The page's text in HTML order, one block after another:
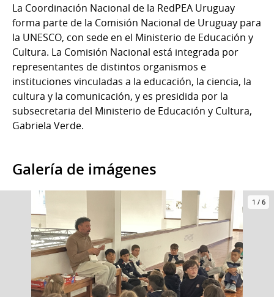
La Coordinación Nacional de la RedPEA Uruguay
forma parte de la Comisión Nacional de Uruguay para
la UNESCO, con sede en el Ministerio de Educación y
Cultura. La Comisión Nacional está integrada por
representantes de distintos organismos e
instituciones vinculadas a la educación, la ciencia, la
cultura y la comunicación, y es presidida por la
subsecretaria del Ministerio de Educación y Cultura,
Gabriela Verde.
Galería de imágenes
1 / 6